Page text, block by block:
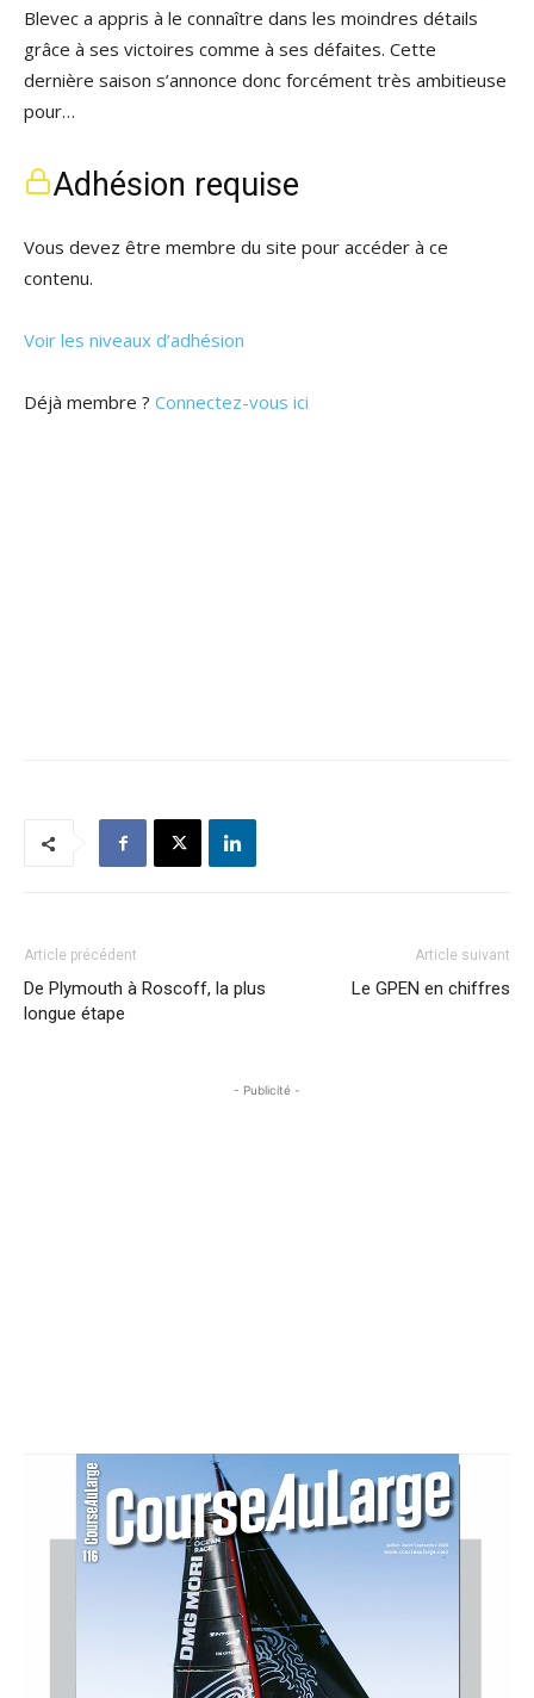
Blevec a appris à le connaître dans les moindres détails
grâce à ses victoires comme à ses défaites. Cette
dernière saison s’annonce donc forcément très ambitieuse
pour…
Adhésion requise
Vous devez être membre du site pour accéder à ce
contenu.
Voir les niveaux d’adhésion
Déjà membre ? Connectez-vous ici
Article précédent
De Plymouth à Roscoff, la plus
longue étape
Article suivant
Le GPEN en chiffres
- Publicité -